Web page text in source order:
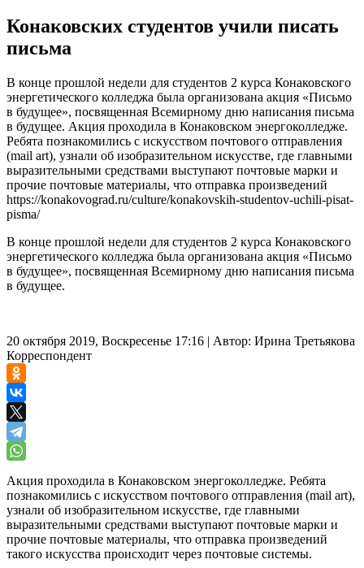
Конаковских студентов учили писать
письма
В конце прошлой недели для студентов 2 курса Конаковского
энергетического колледжа была организована акция «Письмо
в будущее», посвященная Всемирному дню написания письма
в будущее. Акция проходила в Конаковском энергоколледже.
Ребята познакомились с искусством почтового отправления
(mail art), узнали об изобразительном искусстве, где главными
выразительными средствами выступают почтовые марки и
прочие почтовые материалы, что отправка произведений
https://konakovograd.ru/culture/konakovskih-studentov-uchili-pisat-
pisma/
В конце прошлой недели для студентов 2 курса Конаковского
энергетического колледжа была организована акция «Письмо
в будущее», посвященная Всемирному дню написания письма
в будущее.
20 октября 2019, Воскресенье 17:16 | Автор: Ирина Третьякова
Корреспондент
Акция проходила в Конаковском энергоколледже. Ребята
познакомились с искусством почтового отправления (mail art),
узнали об изобразительном искусстве, где главными
выразительными средствами выступают почтовые марки и
прочие почтовые материалы, что отправка произведений
такого искусства происходит через почтовые системы.